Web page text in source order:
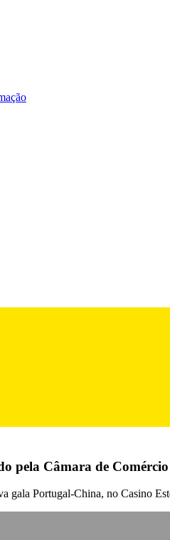
pela Câmara de
gala Portugal-China, no Casino